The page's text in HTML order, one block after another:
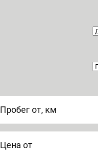
Пробег от, км
Цена от